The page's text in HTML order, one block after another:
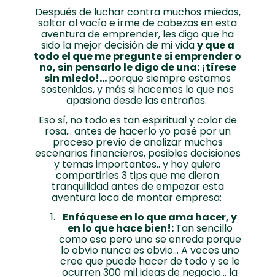
Después de luchar contra muchos miedos,
saltar al vacío e irme de cabezas en esta
aventura de emprender, les digo que ha
sido la mejor decisión de mi viday que a
todo el que me pregunte si emprender o
no, sin pensarlo le digo de una: ¡tírese
sin miedo!…porque siempre estamos
sostenidos, y más si hacemos lo que nos
apasiona desde las entrañas.
Eso sí, no todo es tan espiritual y color de
rosa… antes de hacerlo yo pasé por un
proceso previo de analizar muchos
escenarios financieros, posibles decisiones
y temas importantes.. y hoy quiero
compartirles 3 tips que me dieron
tranquilidad antes de empezar esta
aventura loca de montar empresa:
Enfóquese en lo que ama hacer, y
en lo que hace bien!:Tan sencillo
como eso pero uno se enreda porque
lo obvio nunca es obvio… A veces uno
cree que puede hacer de todo y se le
ocurren 300 mil ideas de negocio… la